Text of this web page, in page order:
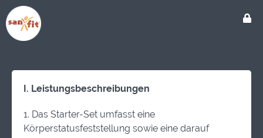
I. Leistungsbeschreibungen
1. Das Starter-Set umfasst eine
Körperstatusfeststellung sowie eine darauf